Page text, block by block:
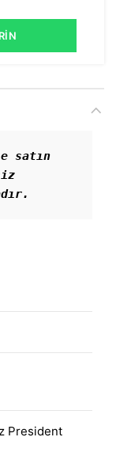
satın
President